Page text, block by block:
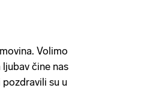
Volimo
čine nas
su u